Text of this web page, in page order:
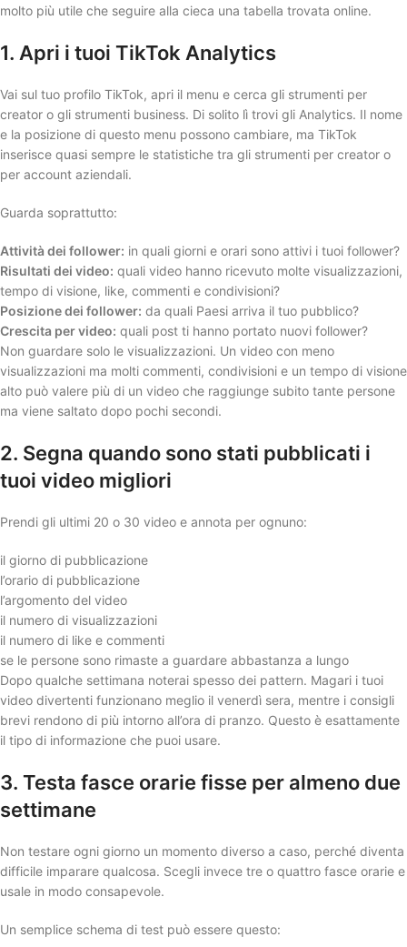
molto più utile che seguire alla cieca una tabella trovata online.
1. Apri i tuoi TikTok Analytics
Vai sul tuo profilo TikTok, apri il menu e cerca gli strumenti per
creator o gli strumenti business. Di solito lì trovi gli Analytics. Il nome
e la posizione di questo menu possono cambiare, ma TikTok
inserisce quasi sempre le statistiche tra gli strumenti per creator o
per account aziendali.
Guarda soprattutto:
Attività dei follower: in quali giorni e orari sono attivi i tuoi follower?
Risultati dei video: quali video hanno ricevuto molte visualizzazioni,
tempo di visione, like, commenti e condivisioni?
Posizione dei follower: da quali Paesi arriva il tuo pubblico?
Crescita per video: quali post ti hanno portato nuovi follower?
Non guardare solo le visualizzazioni. Un video con meno
visualizzazioni ma molti commenti, condivisioni e un tempo di visione
alto può valere più di un video che raggiunge subito tante persone
ma viene saltato dopo pochi secondi.
2. Segna quando sono stati pubblicati i
tuoi video migliori
Prendi gli ultimi 20 o 30 video e annota per ognuno:
il giorno di pubblicazione
l’orario di pubblicazione
l’argomento del video
il numero di visualizzazioni
il numero di like e commenti
se le persone sono rimaste a guardare abbastanza a lungo
Dopo qualche settimana noterai spesso dei pattern. Magari i tuoi
video divertenti funzionano meglio il venerdì sera, mentre i consigli
brevi rendono di più intorno all’ora di pranzo. Questo è esattamente
il tipo di informazione che puoi usare.
3. Testa fasce orarie fisse per almeno due
settimane
Non testare ogni giorno un momento diverso a caso, perché diventa
difficile imparare qualcosa. Scegli invece tre o quattro fasce orarie e
usale in modo consapevole.
Un semplice schema di test può essere questo: